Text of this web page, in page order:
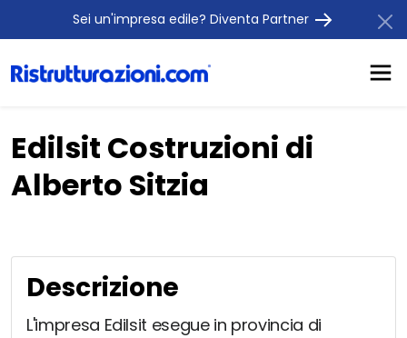
Sei un'impresa edile? Diventa Partner
Edilsit Costruzioni di
Alberto Sitzia
Descrizione
L'impresa Edilsit esegue in provincia di